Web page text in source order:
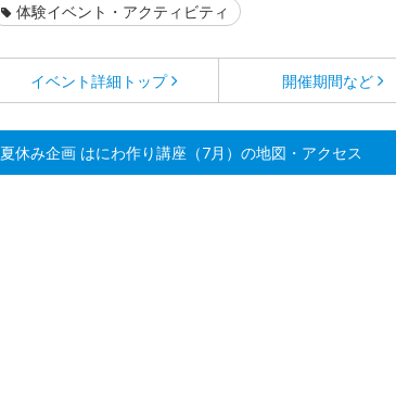
体験イベント・アクティビティ
イベント詳細 トップ 開催期間など
夏休み企画 はにわ作り講座（7月）の地図・アクセス